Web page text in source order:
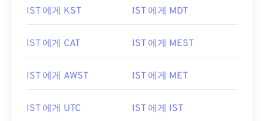
IST 에게 KST IST 에게 MDT
IST 에게 CAT IST 에게 MEST
IST 에게 AWST IST 에게 MET
IST 에게 UTC IST 에게 IST